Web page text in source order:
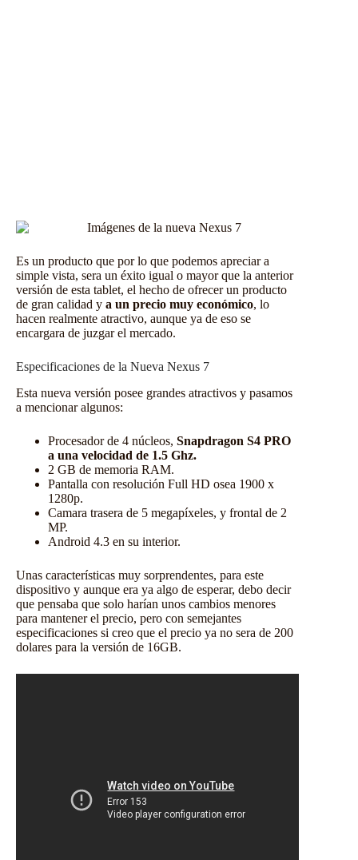
Es un producto que por lo que podemos apreciar a
simple vista, sera un éxito igual o mayor que la anterior
versión de esta tablet, el hecho de ofrecer un producto
de gran calidad y a un precio muy económico, lo
hacen realmente atractivo, aunque ya de eso se
encargara de juzgar el mercado.
Especificaciones de la Nueva Nexus 7
Esta nueva versión posee grandes atractivos y pasamos
a mencionar algunos:
Procesador de 4 núcleos, Snapdragon S4 PRO
a una velocidad de 1.5 Ghz.
2 GB de memoria RAM.
Pantalla con resolución Full HD osea 1900 x
1280p.
Camara trasera de 5 megapíxeles, y frontal de 2
MP.
Android 4.3 en su interior.
Unas características muy sorprendentes, para este
dispositivo y aunque era ya algo de esperar, debo decir
que pensaba que solo harían unos cambios menores
para mantener el precio, pero con semejantes
especificaciones si creo que el precio ya no sera de 200
dolares para la versión de 16GB.